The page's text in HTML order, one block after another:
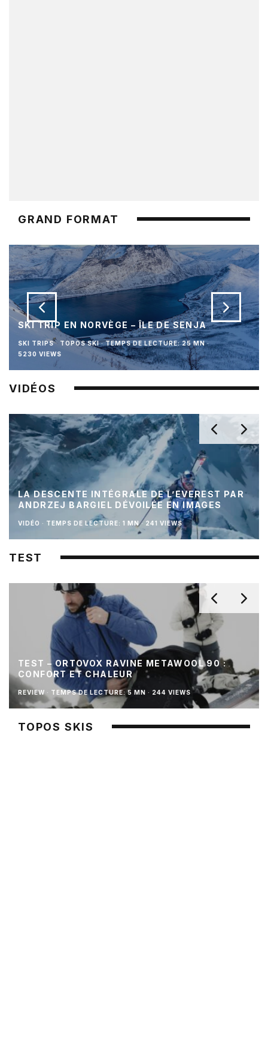
GRAND FORMAT
SKI TRIP EN NORVÈGE – ÎLE DE SENJA
SKI TRIPS TOPOS SKI · TEMPS DE LECTURE: 25 MN ·
5230 VIEWS
VIDÉOS
LA DESCENTE INTÉGRALE DE L’EVEREST PAR
ANDRZEJ BARGIEL DÉVOILÉE EN IMAGES
VIDÉO · TEMPS DE LECTURE: 1 MN · 241 VIEWS
TEST
TEST – ORTOVOX RAVINE METAWOOL 90 :
CONFORT ET CHALEUR
REVIEW · TEMPS DE LECTURE: 5 MN · 244 VIEWS
TOPOS SKIS